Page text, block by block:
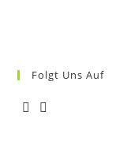
Folgt Uns Auf